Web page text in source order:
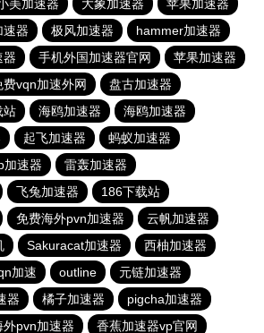
美加速器 大象加速器
苹果加速器
速器 极风加速器
hammer加速器
器 手机外国加速器官网
苹果加速器
费vqn加速外网
盘古加速器
站 海鸥加速器
海鸥加速器
起飞加速器
蚂蚁加速器
加速器
雷轰加速器
飞兔加速器
186下载站
免费海外pvn加速器
云帆加速器
Sakuracat加速器
西柚加速器
加速 outline
元链加速器
器 橘子加速器
pigcha加速器
外pvn加速器 香蕉加速器vp官网